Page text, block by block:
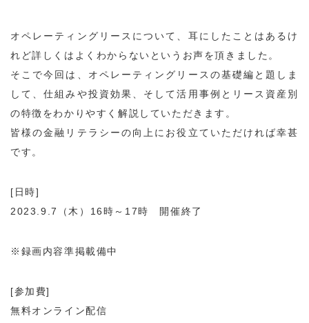
オペレーティングリースについて、耳にしたことはあるけ
れど詳しくはよくわからないというお声を頂きました。
そこで今回は、オペレーティングリースの基礎編と題しま
して、仕組みや投資効果、そして活用事例とリース資産別
の特徴をわかりやすく解説していただきます。
皆様の金融リテラシーの向上にお役立ていただければ幸甚
です。
[日時]
2023.9.7（木）16時～17時 開催終了
※録画内容準掲載備中
[参加費]
無料オンライン配信